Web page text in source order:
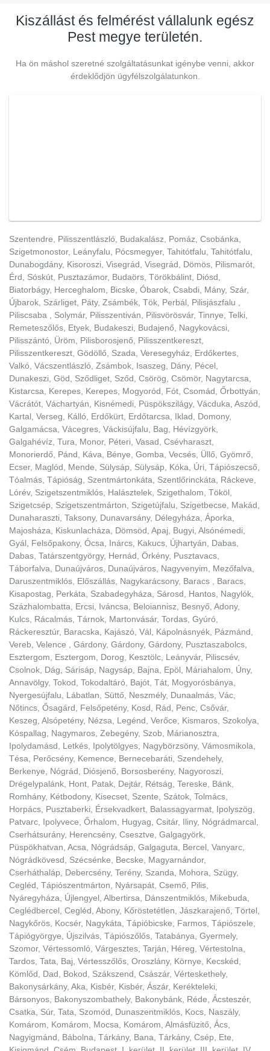
Kiszállást és felmérést vállalunk egész
Pest megye területén.
Ha ön máshol szeretné szolgáltatásunkat igénybe venni, akkor
érdeklődjön ügyfélszolgálatunkon.
Szentendre, Pilisszentlászló, Budakalász, Pomáz, Csobánka,
Szigetmonostor, Leányfalu, Pócsmegyer, Tahitótfalu, Tahitótfalu,
Dunabogdány, Kisoroszi, Visegrád, Visegrád, Dömös, Pilismarót,
Érd, Sóskút, Pusztazámor, Budaörs, Törökbálint, Diósd,
Biatorbágy, Herceghalom, Bicske, Óbarok, Csabdi, Mány, Szár,
Újbarok, Szárliget, Páty, Zsámbék, Tök, Perbál, Pilisjászfalu ,
Piliscsaba , Solymár, Pilisszentiván, Pilisvörösvár, Tinnye, Telki,
Remeteszőlős, Etyek, Budakeszi, Budajenő, Nagykovácsi,
Pilisszántó, Üröm, Pilisborosjenő, Pilisszentkereszt,
Pilisszentkereszt, Gödöllő, Szada, Veresegyház, Erdőkertes,
Valkó, Vácszentlászló, Zsámbok, Isaszeg, Dány, Pécel,
Dunakeszi, Göd, Sződliget, Sződ, Csörög, Csömör, Nagytarcsa,
Kistarcsa, Kerepes, Kerepes, Mogyoród, Fót, Csomád, Őrbottyán,
Vácrátót, Váchartyán, Kisnémedi, Püspökszilágy, Vácduka, Aszód,
Kartal, Verseg, Kálló, Erdőkürt, Erdőtarcsa, Iklad, Domony,
Galgamácsa, Vácegres, Váckisújfalu, Bag, Hévízgyörk,
Galgahévíz, Tura, Monor, Péteri, Vasad, Csévharaszt,
Monorierdő, Pánd, Káva, Bénye, Gomba, Vecsés, Üllő, Gyömrő,
Ecser, Maglód, Mende, Sülysáp, Sülysáp, Kóka, Úri, Tápiószecső,
Tóalmás, Tápióság, Szentmártonkáta, Szentlőrinckáta, Ráckeve,
Lórév, Szigetszentmiklós, Halásztelek, Szigethalom, Tököl,
Szigetcsép, Szigetszentmárton, Szigetújfalu, Szigetbecse, Makád,
Dunaharaszti, Taksony, Dunavarsány, Délegyháza, Áporka,
Majosháza, Kiskunlacháza, Dömsöd, Apaj, Bugyi, Alsónémedi,
Gyál, Felsőpakony, Ócsa, Inárcs, Kakucs, Újhartyán, Dabas,
Dabas, Tatárszentgyörgy, Hernád, Örkény, Pusztavacs,
Táborfalva, Dunaújváros, Dunaújváros, Nagyvenyim, Mezőfalva,
Daruszentmiklós, Előszállás, Nagykarácsony, Baracs , Baracs,
Kisapostag, Perkáta, Szabadegyháza, Sárosd, Hantos, Nagylók,
Százhalombatta, Ercsi, Iváncsa, Beloiannisz, Besnyő, Adony,
Kulcs, Rácalmás, Tárnok, Martonvásár, Tordas, Gyúró,
Ráckeresztúr, Baracska, Kajászó, Vál, Kápolnásnyék, Pázmánd,
Vereb, Velence , Gárdony, Gárdony, Gárdony, Pusztaszabolcs,
Esztergom, Esztergom, Dorog, Kesztölc, Leányvár, Piliscsév,
Csolnok, Dág, Sárisáp, Nagysáp, Bajna, Epöl, Máriahalom, Úny,
Annavölgy, Tokod, Tokodaltáró, Bajót, Tát, Mogyorósbánya,
Nyergesújfalu, Lábatlan, Süttő, Neszmély, Dunaalmás, Vác,
Nőtincs, Ősagárd, Felsőpetény, Kosd, Rád, Penc, Csővár,
Keszeg, Alsópetény, Nézsa, Legénd, Verőce, Kismaros, Szokolya,
Kóspallag, Nagymaros, Zebegény, Szob, Márianosztra,
Ipolydamásd, Letkés, Ipolytölgyes, Nagybörzsöny, Vámosmikola,
Tésa, Perőcsény, Kemence, Bernecebaráti, Szendehely,
Berkenye, Nógrád, Diósjenő, Borsosberény, Nagyoroszi,
Drégelypalánk, Hont, Patak, Dejtár, Rétság, Tereske, Bánk,
Romhány, Kétbodony, Kisecset, Szente, Szátok, Tolmács,
Horpács, Pusztaberki, Érsekvadkert, Balassagyarmat, Ipolyszög,
Patvarc, Ipolyvece, Őrhalom, Hugyag, Csitár, Iliny, Nógrádmarcal,
Cserhátsurány, Herencsény, Csesztve, Galgagyörk,
Püspökhatvan, Acsa, Nógrádsáp, Galgaguta, Bercel, Vanyarc,
Nógrádkövesd, Szécsénke, Becske, Magyarnándor,
Cserháthaláp, Debercsény, Terény, Szanda, Mohora, Szügy,
Cegléd, Tápiószentmárton, Nyársapát, Csemő, Pilis,
Nyáregyháza, Újlengyel, Albertirsa, Dánszentmiklós, Mikebuda,
Ceglédbercel, Cegléd, Abony, Kőröstetétlen, Jászkarajenő, Törtel,
Nagykőrös, Kocsér, Nagykáta, Tápióbicske, Farmos, Tápiószele,
Tápiógyörgye, Újszilvás, Tápiószőlős, Tatabánya, Gyermely,
Szomor, Vértessomló, Várgesztes, Tarján, Héreg, Vértestolna,
Tardos, Tata, Baj, Vértesszőlős, Oroszlány, Környe, Kecskéd,
Kömlőd, Dad, Bokod, Szákszend, Császár, Vérteskethely,
Bakonysárkány, Aka, Kisbér, Kisbér, Ászár, Kerékteleki,
Bársonyos, Bakonyszombathely, Bakonybánk, Réde, Ácsteszér,
Csatka, Súr, Tata, Szomód, Dunaszentmiklós, Kocs, Naszály,
Komárom, Komárom, Mocsa, Komárom, Almásfüzitő, Ács,
Nagyigmánd, Bábolna, Tárkány, Bana, Tárkány, Csép, Ete,